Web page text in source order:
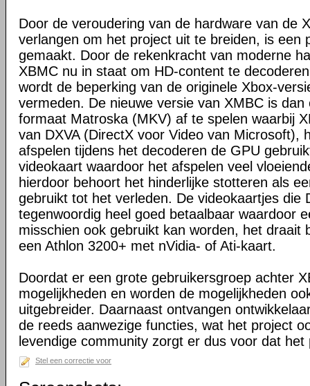
Door de veroudering van de hardware van de
verlangen om het project uit te breiden, is een
gemaakt. Door de rekenkracht van moderne
XBMC nu in staat om HD-content te
wordt de beperking van de originele Xbox-
vermeden. De nieuwe versie van XMBC is
formaat Matroska (MKV) af te spelen waarbij
van DXVA (DirectX voor Video van Microsoft),
afspelen tijdens het decoderen de GPU
videokaart waardoor het afspelen veel
hierdoor behoort het hinderlijke stotteren als
gebruikt tot het verleden. De videokaartjes die
tegenwoordig heel goed betaalbaar waardoor
misschien ook gebruikt kan worden, het draait
een Athlon 3200+ met nVidia- of Ati-kaart.
Doordat er een grote gebruikersgroep achter
mogelijkheden en worden de mogelijkheden
uitgebreider. Daarnaast ontvangen
de reeds aanwezige functies, wat het project
levendige community zorgt er dus voor dat
Stel een correctie voor